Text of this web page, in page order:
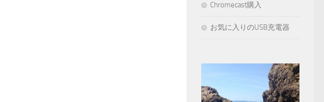
Chromecast購入
お気に入りのUSB充電器